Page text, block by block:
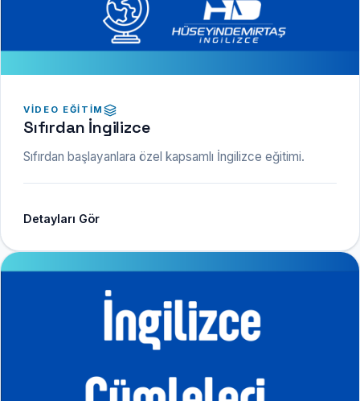
VIDEO EĞITIM
Sıfırdan İngilizce
Sıfırdan başlayanlara özel kapsamlı İngilizce eğitimi.
Detayları Gör